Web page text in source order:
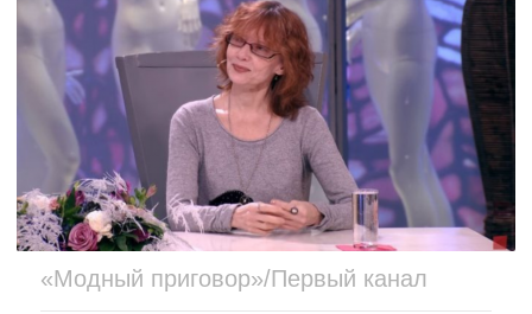
«Модный приговор»/Первый канал